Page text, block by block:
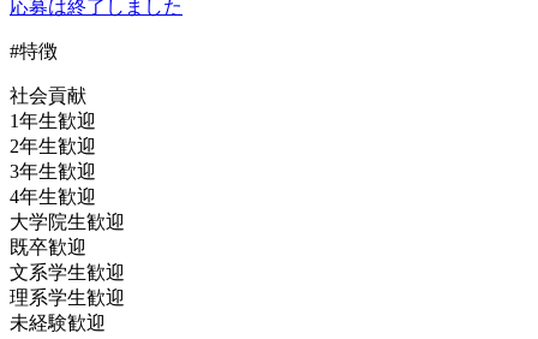
応募は終了しました
#特徴
社会貢献
1年生歓迎
2年生歓迎
3年生歓迎
4年生歓迎
大学院生歓迎
既卒歓迎
文系学生歓迎
理系学生歓迎
未経験歓迎